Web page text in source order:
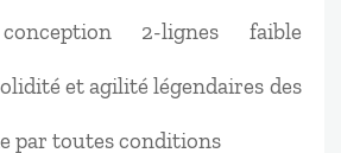
2-lignes faible
et agilité légendaires des
par toutes conditions